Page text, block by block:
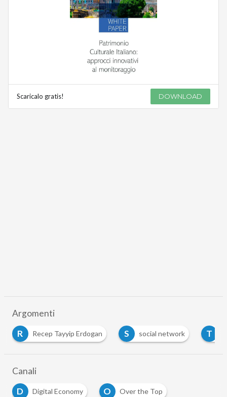
Scaricalo gratis! DOWNLOAD
Argomenti
R
Recep Tayyip Erdogan S social network T
Canali
D
Digital Economy O Over the Top